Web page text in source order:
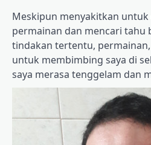
Meskipun menyakitkan untuk
permainan dan mencari tahu
tindakan tertentu,
untuk membimbing saya di
saya merasa tenggelam dan